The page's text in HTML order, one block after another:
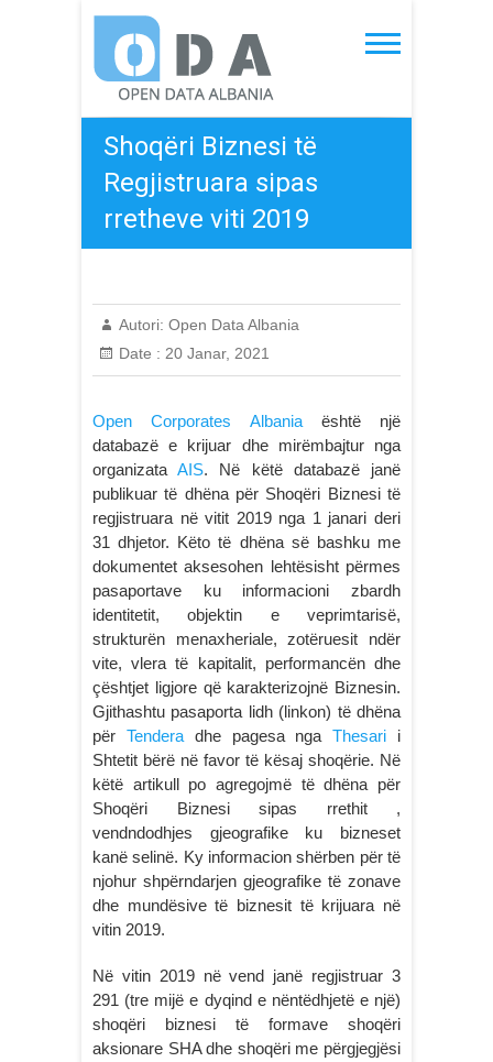
content
Open Data Albania
Shoqëri Biznesi të
Regjistruara sipas
rretheve viti 2019
Autori: Open Data Albania
Date : 20 Janar, 2021
Open Corporates Albaniaështë një
databazë e krijuar dhe mirëmbajtur nga
organizataAIS. Në këtë databazë janë
publikuar të dhëna për Shoqëri Biznesi të
regjistruara në vitit 2019 nga 1 janari deri
31 dhjetor. Këto të dhëna së bashku me
dokumentet aksesohen lehtësisht përmes
pasaportave ku informacioni zbardh
identitetit, objektin e veprimtarisë,
strukturën menaxheriale, zotëruesit ndër
vite, vlera të kapitalit, performancën dhe
çështjet ligjore që karakterizojnë Biznesin.
Gjithashtu pasaporta lidh (linkon) të dhëna
për Tenderadhe pagesa ngaThesari i
Shtetit bërë në favor të kësaj shoqërie. Në
këtë artikull po agregojmë të dhëna për
Shoqëri Biznesi sipas rrethit ,
vendndodhjes gjeografike ku bizneset
kanë selinë. Ky informacion shërben për të
njohur shpërndarjen gjeografike të zonave
dhe mundësive të biznesit të krijuara në
vitin 2019.
Në vitin 2019 në vend janë regjistruar 3
291 (tre mijë e dyqind e nëntëdhjetë e një)
shoqëri biznesi të formave shoqëri
aksionare SHA dhe shoqëri me përgjegjësi